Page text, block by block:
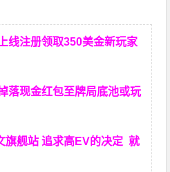
线注册领取350美金新玩家
落现金红包至牌局底池或玩
旗舰站 追求高EV的决定就